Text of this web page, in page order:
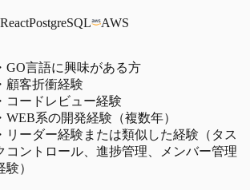
ReactPostgreSQL AWS
・ GO言語に興味がある方
・ 顧客折衝経験
・ コードレビュー経験
・ WEB系の開発経験（複数年）
・ リーダー経験または類似した経験（タス
コントロール、進捗管理、メンバー管理
験）